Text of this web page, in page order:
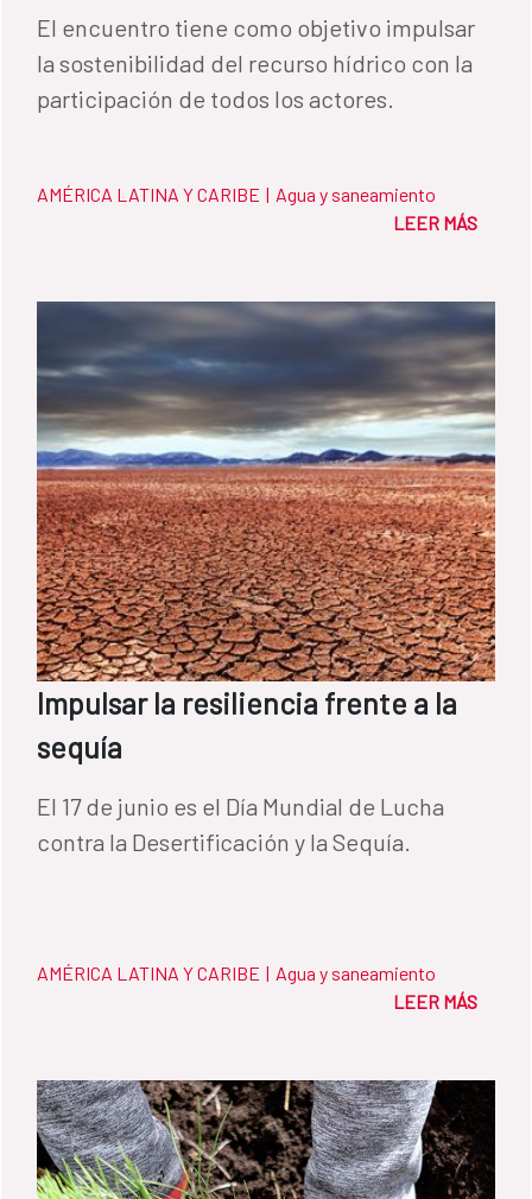
El encuentro tiene como objetivo impulsar
la sostenibilidad del recurso hídrico con la
participación de todos los actores.
AMÉRICA LATINA Y CARIBE | Agua y saneamiento
LEER MÁS
Impulsar la resiliencia frente a la
sequía
El 17 de junio es el Día Mundial de Lucha
contra la Desertificación y la Sequía.
AMÉRICA LATINA Y CARIBE | Agua y saneamiento
LEER MÁS